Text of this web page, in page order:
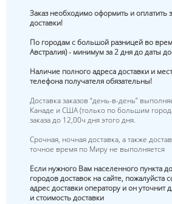
Заказ необходимо оформить и оплатить
доставки!
По городам с большой разницей во
Австралия) - минимум за 2 дня до даты
Наличие полного адреса доставки и
телефона получателя обязательны!
Доставка заказов “день-в-день”
Канаде и США (только по большим
заказа до 12,00ч дня этого дня.
Срочная, ночная доставка, а также
точное время по Миру не выполняется
Если нужного Вам населенного пункта
городов доставок на сайте, пожалуйста
адрес доставки оператору и он уточнит
и стоимость доставки